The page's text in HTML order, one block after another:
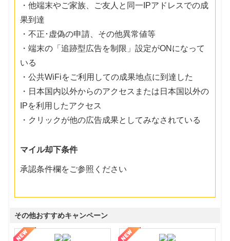
・他端末やご家族、ご友人と同一IPアドレスでの成
果到達
・不正･虚偽の申請、その他異常値等
・端末の「追跡型広告を制限」設定がONになって
いる
・公共WiFiをご利用しての成果地点に到達した
・日本国内以外からのアクセスまたは日本国以外の
IPを利用したアクセス
・クリックが他の広告成果としてみなされている
マイル却下条件
承認条件欄をご参照ください
その他おすすめキャンペーン